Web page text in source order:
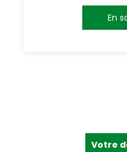
En
Votre